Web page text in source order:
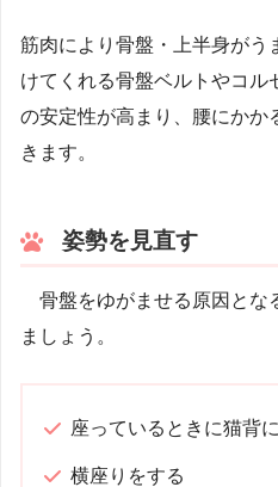
筋肉により骨盤・上半身がう
けてくれる骨盤ベルトやコル
の安定性が高まり、腰にかか
きます。
姿勢を見直す
骨盤をゆがませる原因とな
ましょう。
座っているときに猫背
横座りをする